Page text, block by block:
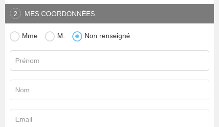
2 MES COORDONNÉES
Mme M. Non renseigné
Prénom
Nom
Email